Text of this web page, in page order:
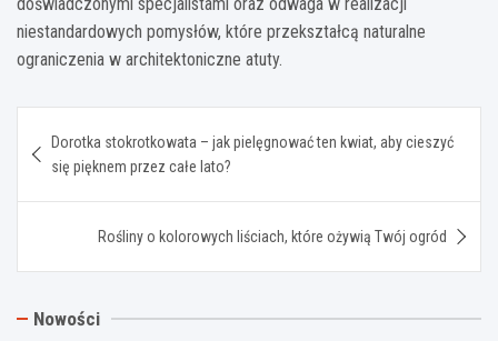
niestandardowych pomysłów, które przekształcą naturalne
ograniczenia w architektoniczne atuty.
wpisu
Dorotka stokrotkowata – jak pielęgnować ten kwiat, aby cieszyć
się pięknem przez całe lato?
Rośliny o kolorowych liściach, które ożywią Twój ogród
Nowości